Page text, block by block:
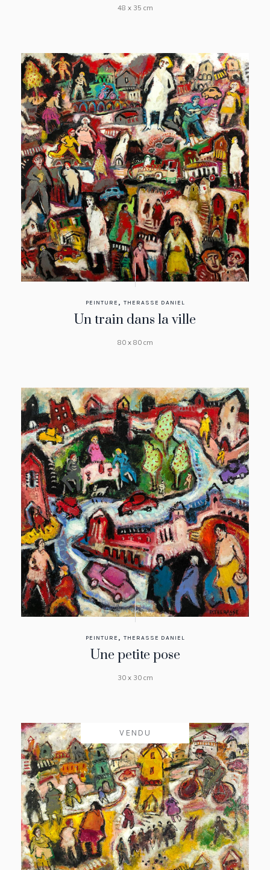
48 x 35 cm
PEINTURE , THERASSE DANIEL
Un train dans la ville
80 x 80 cm
PEINTURE , THERASSE DANIEL
Une petite pose
30 x 30 cm
VENDU